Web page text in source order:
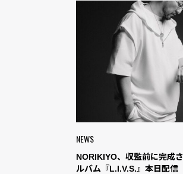
NEWS
NORIKIYO、収監前に完成
ルバム『L.I.V.S.』本日配信